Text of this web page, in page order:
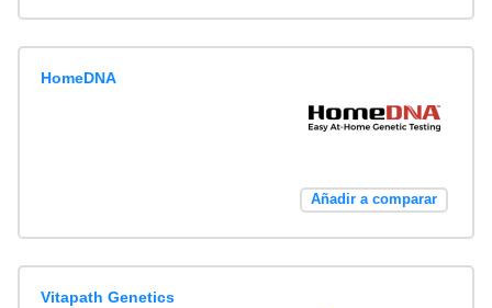
HomeDNA
Añadir a comparar
Vitapath Genetics